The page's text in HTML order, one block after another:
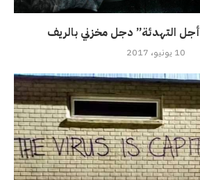
التهدئة” دجل مخزني بالريف
10 يونيو، 2017